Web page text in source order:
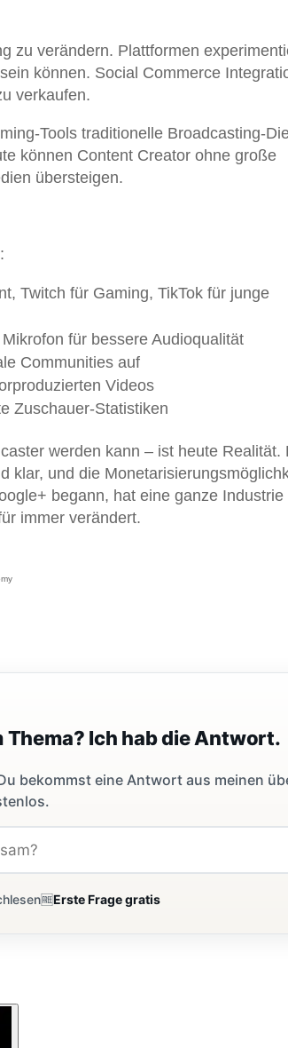
zu verändern. Plattformen
können. Social Commerce
verkaufen.
Tools traditionelle Broadcasting-
können Content Creator ohne große
übersteigen.
Twitch für Gaming, TikTok für junge
für bessere Audioqualität
Communities auf
Videos
Zuschauer-Statistiken
werden kann – ist heute Realität.
klar, und die
begann, hat eine ganze Industrie
immer verändert.
Thema? Ich hab die Antwort.
bekommst eine Antwort aus meinen
🆓Erste Frage gratis